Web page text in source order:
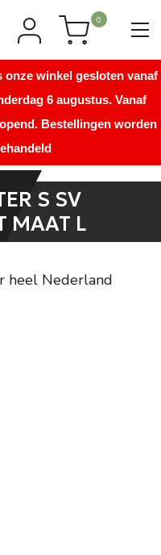
onze winkel gesloten vanaf
6 augustus. Vanaf
Bestellingen worden
0
S SV
MAAT L
heel Nederland